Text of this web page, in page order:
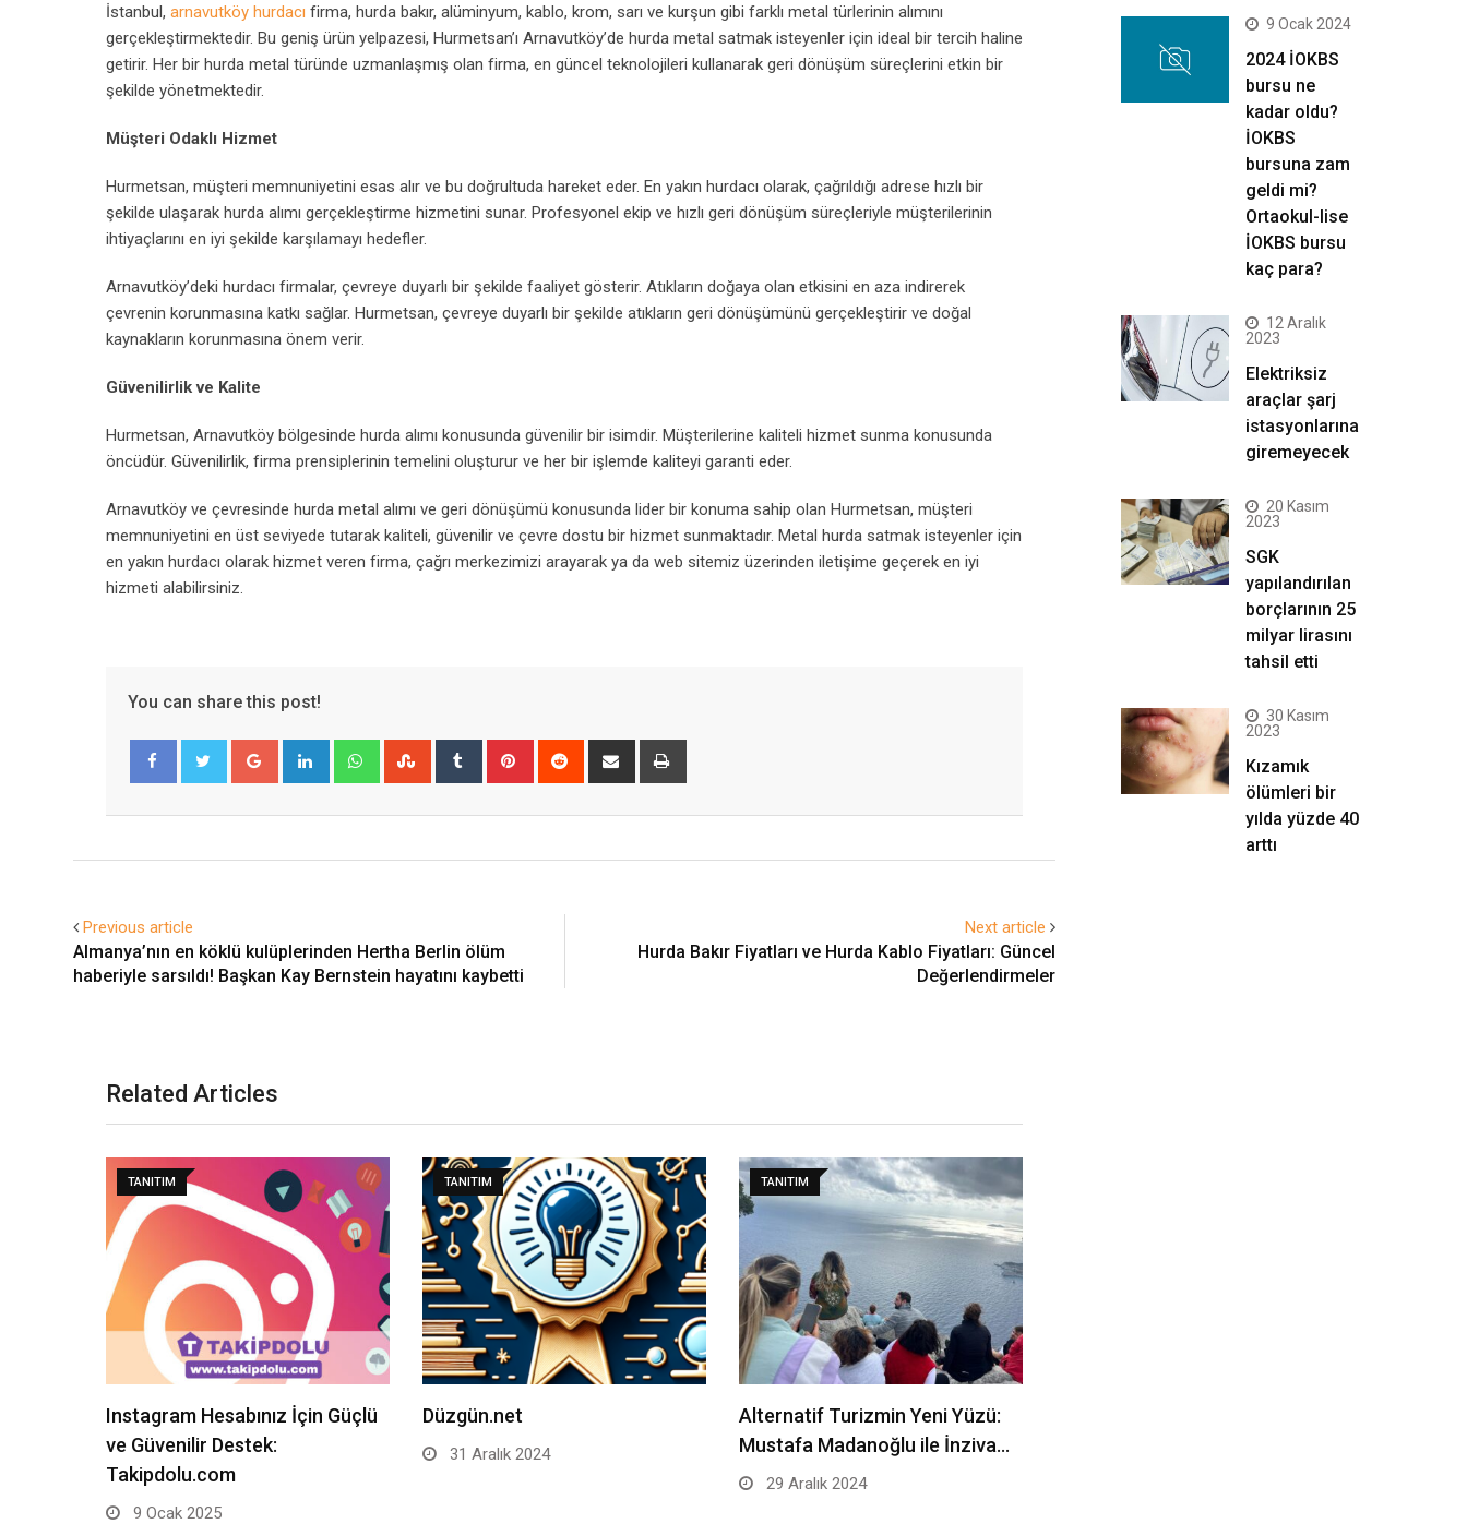
İstanbul, arnavutköy hurdacı firma, hurda bakır, alüminyum, kablo, krom, sarı ve kurşun gibi farklı metal türlerinin alımını
gerçekleştirmektedir. Bu geniş ürün yelpazesi, Hurmetsan’ı Arnavutköy’de hurda metal satmak isteyenler için ideal bir tercih haline
getirir. Her bir hurda metal türünde uzmanlaşmış olan firma, en güncel teknolojileri kullanarak geri dönüşüm süreçlerini etkin bir
şekilde yönetmektedir.
Müşteri Odaklı Hizmet
Hurmetsan, müşteri memnuniyetini esas alır ve bu doğrultuda hareket eder. En yakın hurdacı olarak, çağrıldığı adrese hızlı bir
şekilde ulaşarak hurda alımı gerçekleştirme hizmetini sunar. Profesyonel ekip ve hızlı geri dönüşüm süreçleriyle müşterilerinin
ihtiyaçlarını en iyi şekilde karşılamayı hedefler.
Arnavutköy’deki hurdacı firmalar, çevreye duyarlı bir şekilde faaliyet gösterir. Atıkların doğaya olan etkisini en aza indirerek
çevrenin korunmasına katkı sağlar. Hurmetsan, çevreye duyarlı bir şekilde atıkların geri dönüşümünü gerçekleştirir ve doğal
kaynakların korunmasına önem verir.
Güvenilirlik ve Kalite
Hurmetsan, Arnavutköy bölgesinde hurda alımı konusunda güvenilir bir isimdir. Müşterilerine kaliteli hizmet sunma konusunda
öncüdür. Güvenilirlik, firma prensiplerinin temelini oluşturur ve her bir işlemde kaliteyi garanti eder.
Arnavutköy ve çevresinde hurda metal alımı ve geri dönüşümü konusunda lider bir konuma sahip olan Hurmetsan, müşteri
memnuniyetini en üst seviyede tutarak kaliteli, güvenilir ve çevre dostu bir hizmet sunmaktadır. Metal hurda satmak isteyenler için
en yakın hurdacı olarak hizmet veren firma, çağrı merkezimizi arayarak ya da web sitemiz üzerinden iletişime geçerek en iyi
hizmeti alabilirsiniz.
You can share this post!
Google+ LinkedIn WhatsappStumbleUpon
Tumblr Pinterest Reddit
Share
Previous article
Almanya’nın en köklü kulüplerinden Hertha Berlin ölüm
haberiyle sarsıldı! Başkan Kay Bernstein hayatını kaybetti
Next article
Hurda Bakır Fiyatları ve Hurda Kablo Fiyatları: Güncel
Değerlendirmeler
Related Articles
TANITIM
Instagram Hesabınız İçin Güçlü
ve Güvenilir Destek:
Takipdolu.com
9 Ocak 2025
TANITIM
Düzgün.net
31 Aralık 2024
TANITIM
Alternatif Turizmin Yeni Yüzü:
Mustafa Madanoğlu ile İnziva…
29 Aralık 2024
9 Ocak 2024
2024 İOKBS
bursu ne
kadar oldu?
İOKBS
bursuna zam
geldi mi?
Ortaokul-lise
İOKBS bursu
kaç para?
12 Aralık
2023
Elektriksiz
araçlar şarj
istasyonlarına
giremeyecek
20 Kasım
2023
SGK
yapılandırılan
borçlarının 25
milyar lirasını
tahsil etti
30 Kasım
2023
Kızamık
ölümleri bir
yılda yüzde 40
arttı